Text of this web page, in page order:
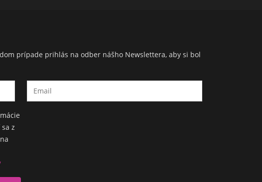
prípade prihlás na odber nášho Newslettera, aby si bol
z